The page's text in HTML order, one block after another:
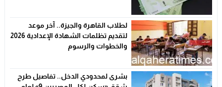
لطلاب القاهرة والجيزة.. آخر موعد
لتقديم تظلمات الشهادة الإعدادية 2026
والخطوات والرسوم
بشرى لمحدودي الدخل.. تفاصيل طرح